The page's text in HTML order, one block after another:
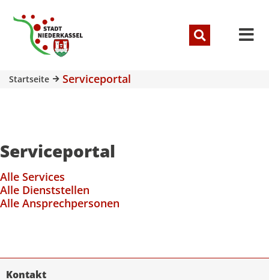
Startseite Serviceportal
Serviceportal
Alle Services
Alle Dienststellen
Alle Ansprechpersonen
Kontakt